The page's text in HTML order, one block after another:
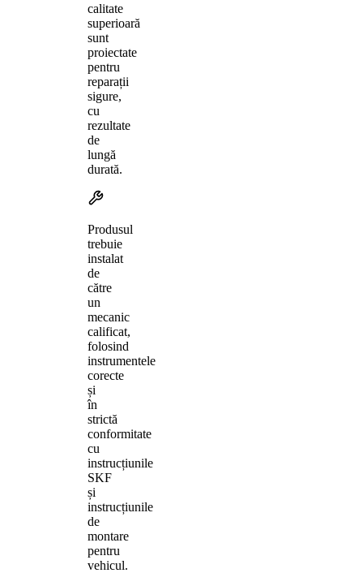
calitate
superioară
sunt
proiectate
pentru
reparații
sigure,
cu
rezultate
de
lungă
durată.
Produsul
trebuie
instalat
de
către
un
mecanic
calificat,
folosind
instrumentele
corecte
și
în
strictă
conformitate
cu
instrucțiunile
SKF
și
instrucțiunile
de
montare
pentru
vehicul.